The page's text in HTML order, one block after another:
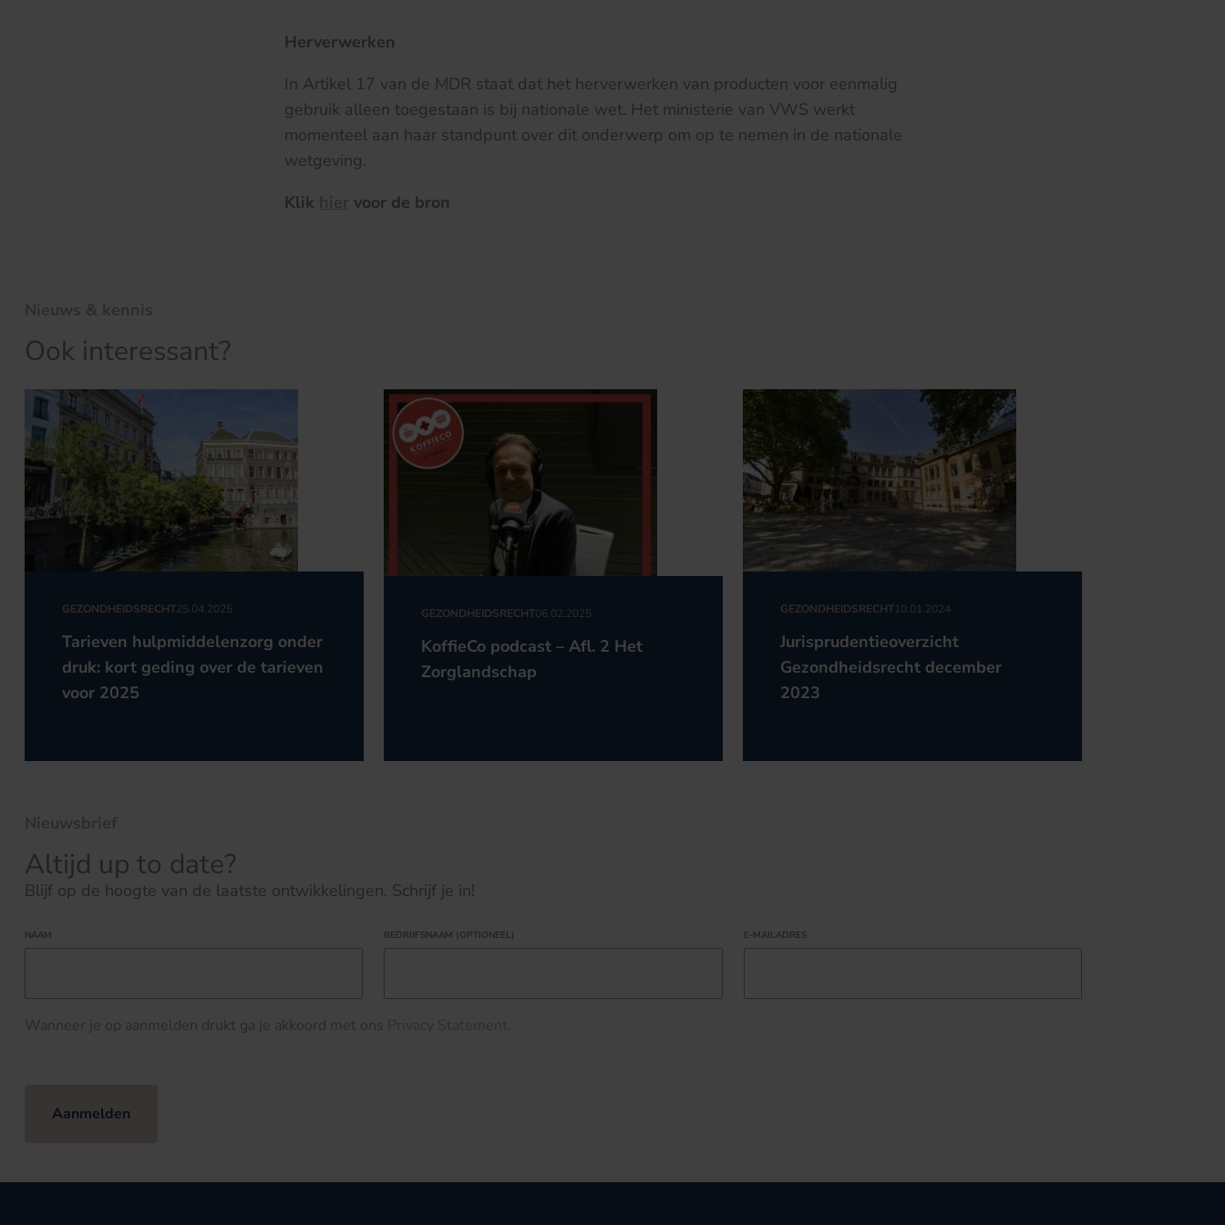
Herverwerken
In Artikel 17 van de MDR staat dat het herverwerken van producten voor eenmalig
gebruik alleen toegestaan is bij nationale wet. Het ministerie van VWS werkt
momenteel aan haar standpunt over dit onderwerp om op te nemen in de nationale
wetgeving.
Klik hier voor de bron
Nieuws & kennis
Ook interessant?
GEZONDHEIDSRECHT25.04.2025
Tarieven hulpmiddelenzorg onder
druk: kort geding over de tarieven
voor 2025
GEZONDHEIDSRECHT06.02.2025
KoffieCo podcast – Afl. 2 Het
Zorglandschap
GEZONDHEIDSRECHT10.01.2024
Jurisprudentieoverzicht
Gezondheidsrecht december
2023
Nieuwsbrief
Altijd up to date?
Blijf op de hoogte van de laatste ontwikkelingen. Schrijf je in!
NAAM BEDRIJFSNAAM (OPTIONEEL) E-MAILADRES
Wanneer je op aanmelden drukt ga je akkoord met ons Privacy Statement.
Aanmelden